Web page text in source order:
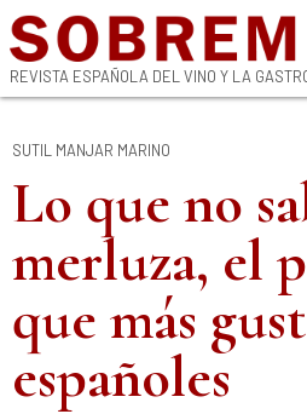
REVISTA ESPAÑOLA DEL VINO Y LA
SUTIL MANJAR MARINO
Lo que no
merluza, el
que más
españoles